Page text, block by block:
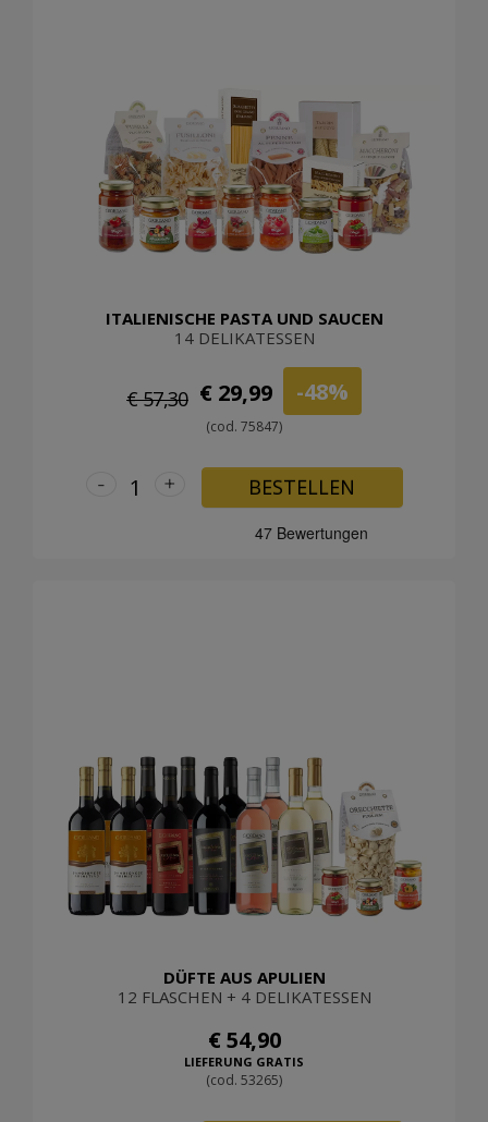
ITALIENISCHE PASTA UND SAUCEN
14 DELIKATESSEN
€ 57,30 € 29,99 -48%
(cod. 75847)
+
- BESTELLEN
DÜFTE AUS APULIEN
12 FLASCHEN + 4 DELIKATESSEN
€ 54,90
LIEFERUNG GRATIS
(cod. 53265)